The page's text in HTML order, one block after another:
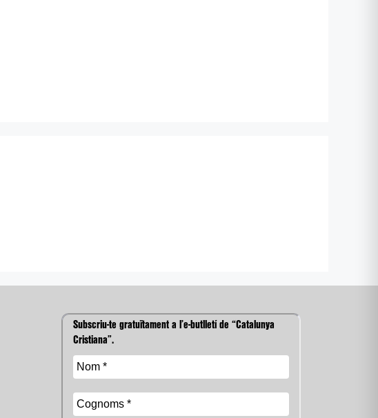
Subscriu-te gratuïtament a l’e-butlletí de “Catalunya
Cristiana”.